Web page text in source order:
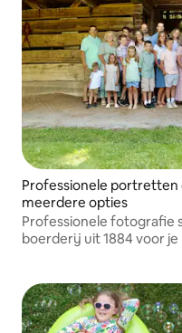
Professionele portretten
meerdere opties
Professionele fotografie sinds 1997
boerderij uit 1884 voor je